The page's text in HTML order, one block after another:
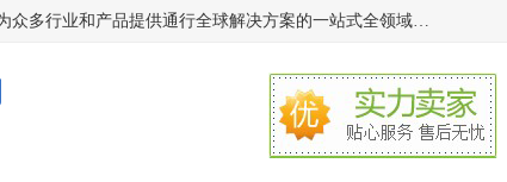
深圳万检通科技有限公司主营:iso9001质量认证机构及质检报告流程，为众多行业和产品提供通行全球解决方案的一站式全领域公共检测、鉴定、验货、srrc认证,质量检测认证及CE认证公司，帮助企业应对全球各种技术贸易壁垒，提升企业竞争优势，满足其对品质的高标准要求。